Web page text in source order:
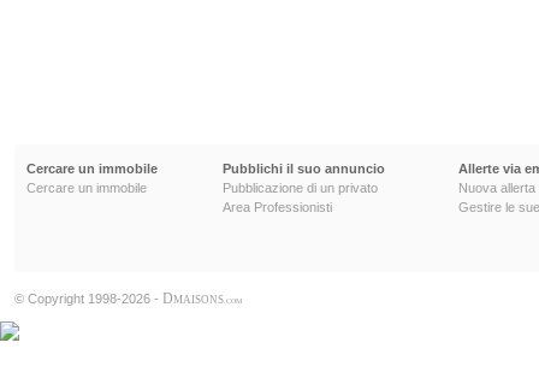
Cercare un immobile
Cercare un immobile
Pubblichi il suo annuncio
Pubblicazione di un privato
Area Professionisti
Allerte via
Nuova allerta
Gestire le
© Copyright 1998-2026 - DMAISONS .COM